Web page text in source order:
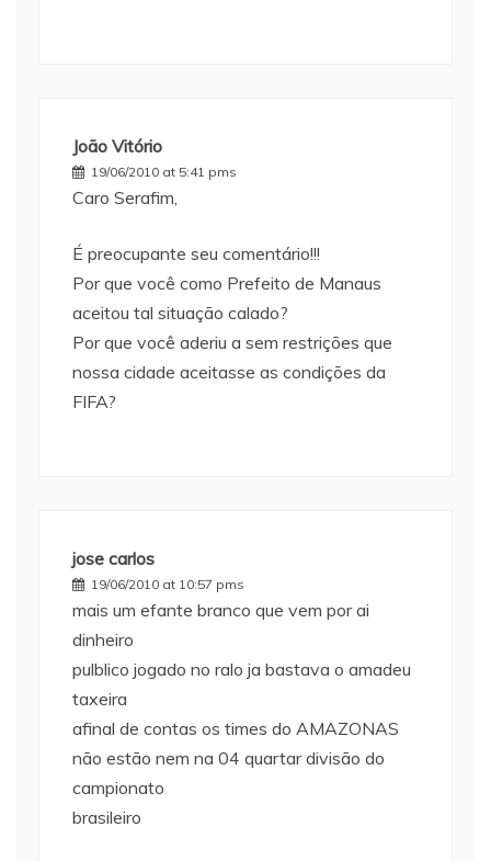
João Vitório
19/06/2010 at 5:41 pms
Caro Serafim,
É preocupante seu comentário!!!
Por que você como Prefeito de Manaus
aceitou tal situação calado?
Por que você aderiu a sem restrições que
nossa cidade aceitasse as condições da
FIFA?
jose carlos
19/06/2010 at 10:57 pms
mais um efante branco que vem por ai
dinheiro
pulblico jogado no ralo ja bastava o amadeu
taxeira
afinal de contas os times do AMAZONAS
não estão nem na 04 quartar divisão do
campionato
brasileiro